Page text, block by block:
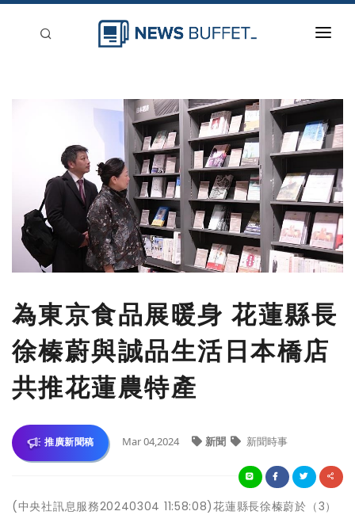
刊登
為東京食品展暖身 花蓮縣長
徐榛蔚與誠品生活日本橋店
共推花蓮農特產
推廣新聞稿 Mar 04,2024 新聞 新聞時事
(中央社訊息服務20240304 11:58:08)花蓮縣長徐榛蔚於（3）